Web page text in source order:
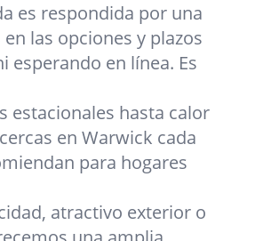
es respondida por una
las opciones y plazos
esperando en línea. Es
estacionales hasta calor
en Warwick cada
para hogares
atractivo exterior o